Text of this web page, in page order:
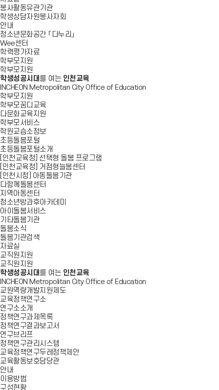
봉사활동유관기관
학생상담자원봉사자회
안내
청소년문화공간 「다누리」
Wee센터
학력평가자료
학부모지원
학부모지원
학생성공시대 를 여는 인천교육
INCHEON Metropolitan City Office of Education
학부모지원
학부모꿈디교육
다문화교육지원
학부모서비스
학원교습소정보
초등돌봄포털
초등돌봄포털소개
[인천교육청] 선택형 돌봄 프로그램
[인천교육청] 거점형늘봄센터
[인천시청] 아동돌봄기관
다함께돌봄센터
지역아동센터
청소년방과후아카데미
아이돌봄서비스
기타돌봄기관
돌봄소식
돌봄기관검색
자료실
교직원지원
교직원지원
학생성공시대 를 여는 인천교육
INCHEON Metropolitan City Office of Education
교원역량개발지원제도
교육정책연구소
연구소소개
정책연구과제목록
정책연구결과보고서
연구브리프
정책연구관리시스템
교육정책연구두레정책제안
교육활동보호담당관
안내
이용방법
구성현황